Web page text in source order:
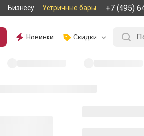
Бизнесу Устричные бары +7 (495)
Новинки Скидки